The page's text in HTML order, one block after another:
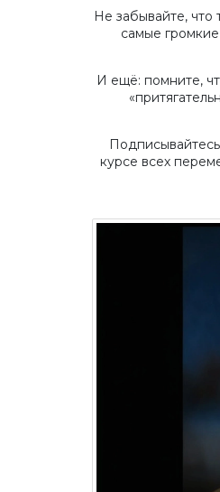
Не забывайте,
самые
И ещё: помните,
курсе всех